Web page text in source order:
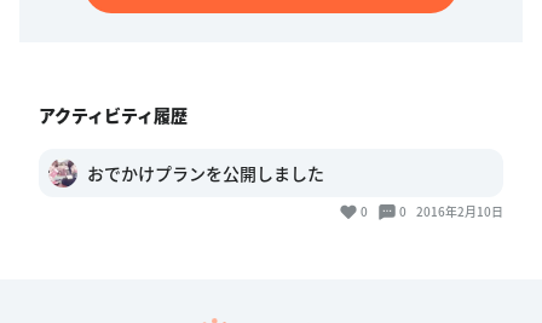
アクティビティ履歴
おでかけプランを公開しました
0 0 2016年2月10日